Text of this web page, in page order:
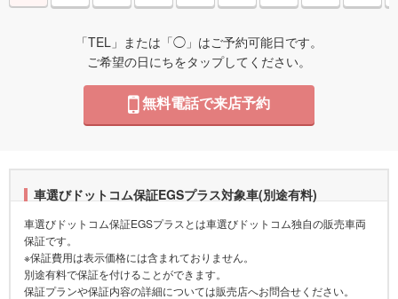
「TEL」または「◯」はご予約可能日です。
ご希望の日にちをタップしてください。
無料電話で来店予約
車選びドットコム保証EGSプラス対象車(別途有料)
車選びドットコム保証EGSプラスとは車選びドットコム独自の販売車両
保証です。
※保証費用は表示価格には含まれておりません。
別途有料で保証を付けることができます。
保証プランや保証内容の詳細については販売店へお問合せください。